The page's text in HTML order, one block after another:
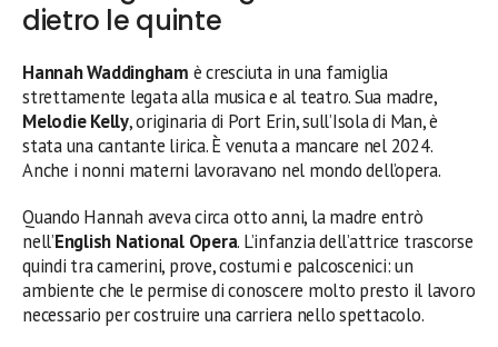
dietro le quinte
Hannah Waddingham è cresciuta in una famiglia
strettamente legata alla musica e al teatro. Sua madre,
Melodie Kelly, originaria di Port Erin, sull’Isola di Man, è
stata una cantante lirica. È venuta a mancare nel 2024.
Anche i nonni materni lavoravano nel mondo dell’opera.
Quando Hannah aveva circa otto anni, la madre entrò
nell’English National Opera. L’infanzia dell’attrice trascorse
quindi tra camerini, prove, costumi e palcoscenici: un
ambiente che le permise di conoscere molto presto il lavoro
necessario per costruire una carriera nello spettacolo.